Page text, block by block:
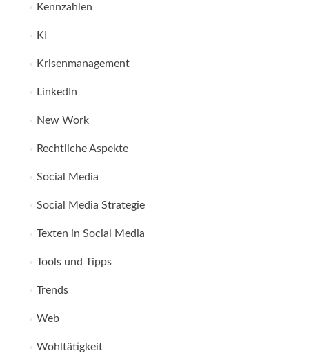
Kennzahlen
KI
Krisenmanagement
LinkedIn
New Work
Rechtliche Aspekte
Social Media
Social Media Strategie
Texten in Social Media
Tools und Tipps
Trends
Web
Wohltätigkeit